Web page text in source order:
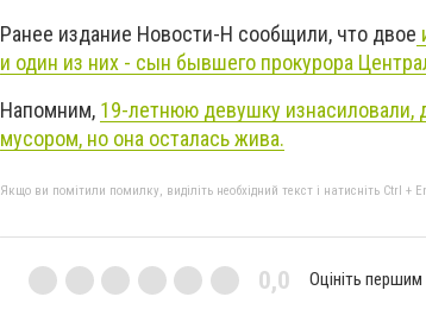
Ранее издание Новости-Н сообщили, что двое
и один из них - сын бывшего прокурора
Напомним, 19-летнюю девушку изнасиловали,
мусором, но она осталась жива.
Якщо ви помітили помилку, виділіть необхідний текст і натисніть Ctrl +
0,0 Оцініть першим